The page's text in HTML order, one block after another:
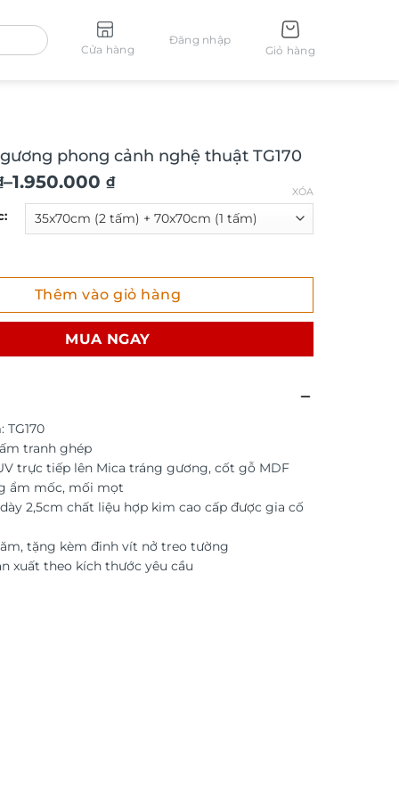
Cửa hàng
Đăng nhập
Giỏ hàng
phong cảnh nghệ thuật TG170
–1.950.000 ₫
XÓA
phong cảnh nghệ thuật TG170 số lượng
Thêm vào giỏ hàng
MUA NGAY
tranh ghép
trực tiếp lên Mica tráng gương, cốt gỗ MDF
ẩm mốc, mối mọt
2,5cm chất liệu hợp kim cao cấp được gia cố
tặng kèm đinh vít nở treo tường
xuất theo kích thước yêu cầu